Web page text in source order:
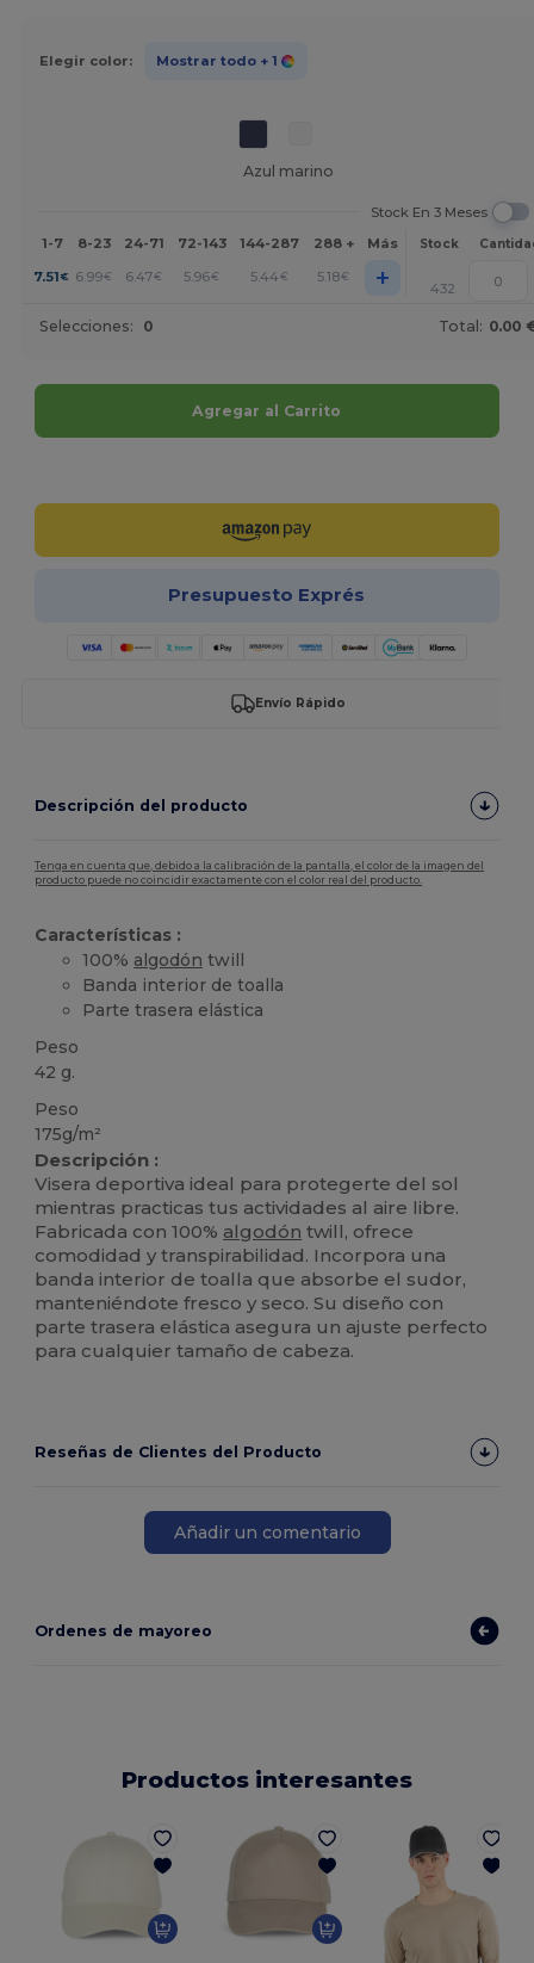
Elegir color: Mostrar todo + 1
Azul marino
Stock En 3 Meses
1-7
8-23 24-71 72-143 144-287 288 + Más Stock
7.51 € 6.99€ 6.47€ 5.96€ 5.44€ 5.18€ + 432
Selecciones: 0 Total: 0.00
Agregar al Carrito
Presupuesto Exprés
Envío Rápido
Descripción del producto
Tenga en cuenta que, debido a la calibración de la pantalla, el color de la imagen del
producto puede no coincidir exactamente con el color real del producto.
Características :
100% algodón twill
Banda interior de toalla
Parte trasera elástica
Peso
42 g.
Peso
175g/m²
Descripción :
Visera deportiva ideal para protegerte del sol
mientras practicas tus actividades al aire libre.
Fabricada con 100% algodón twill, ofrece
comodidad y transpirabilidad. Incorpora una
banda interior de toalla que absorbe el sudor,
manteniéndote fresco y seco. Su diseño con
parte trasera elástica asegura un ajuste perfecto
para cualquier tamaño de cabeza.
Reseñas de Clientes del Producto
Añadir un comentario
Ordenes de mayoreo
Productos interesantes